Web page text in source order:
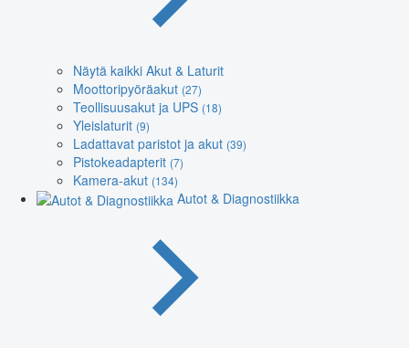
Näytä kaikki Akut & Laturit
Moottoripyöräakut (27)
Teollisuusakut ja UPS (18)
Yleislaturit (9)
Ladattavat paristot ja akut (39)
Pistokeadapterit (7)
Kamera-akut (134)
Autot & Diagnostiikka